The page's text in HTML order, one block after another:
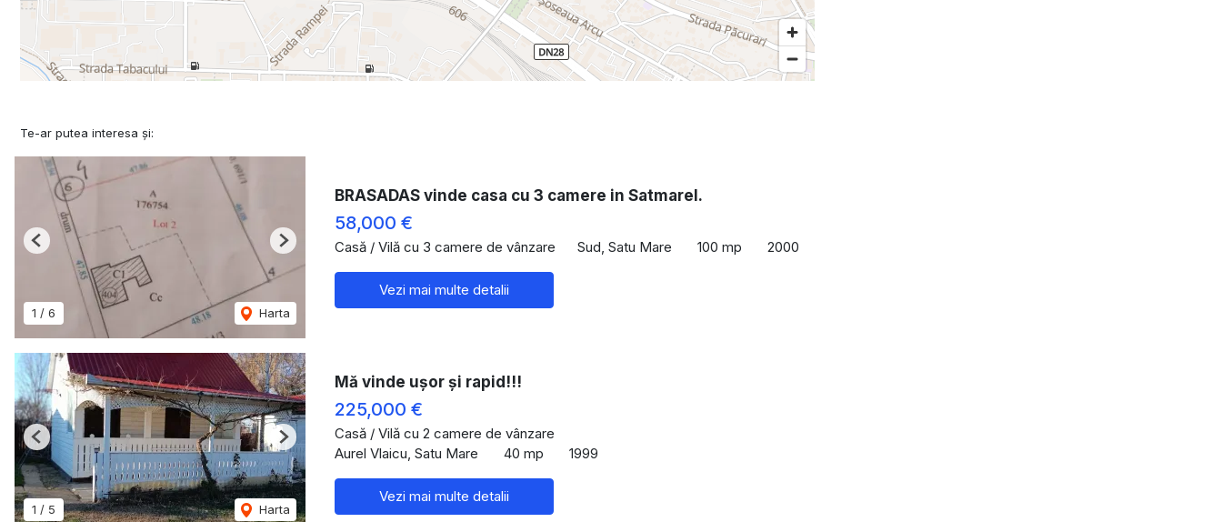
Te-ar putea interesa și:
1 / 6 Harta
Previous Next
BRASADAS vinde casa cu 3 camere in Satmarel.
58,000 €
Casă / Vilă cu 3 camere de vânzare Sud, Satu Mare 100 mp 2000
Vezi mai multe detalii
1 / 5 Harta
Previous Next
Mă vinde ușor și rapid!!!
225,000 €
Casă / Vilă cu 2 camere de vânzare
Aurel Vlaicu, Satu Mare
40 mp 1999
Vezi mai multe detalii